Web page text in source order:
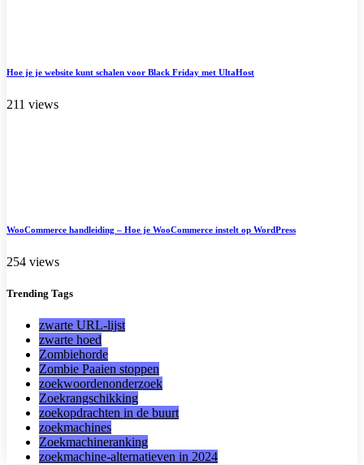
Hoe je je website kunt schalen voor Black Friday met UltaHost
211 views
WooCommerce handleiding – Hoe je WooCommerce instelt op WordPress
254 views
Trending Tags
zwarte URL-lijst
zwarte hoed
Zombiehorde
Zombie Paaien stoppen
zoekwoordenonderzoek
Zoekrangschikking
zoekopdrachten in de buurt
zoekmachines
Zoekmachineranking
zoekmachine-alternatieven in 2024